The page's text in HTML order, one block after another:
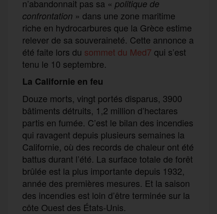
n’abandonnait pas sa « politique de
confrontation » dans une zone maritime
riche en hydrocarbures que la Grèce estime
relever de sa souveraineté. Cette annonce a
été faite lors du sommet du Med7 qui s’est
tenu le 10 septembre.
La Californie en feu
Douze morts, vingt portés disparus, 3900
bâtiments détruits, 1,2 million d’hectares
partis en fumée. C’est le bilan des incendies
qui ravagent depuis plusieurs semaines la
Californie, où des records de chaleur ont été
battus durant l’été. La surface totale de forêt
brûlée est la plus importante depuis 1932,
année des premières mesures. Et la saison
des incendies est loin d’être terminée sur la
côte Ouest des États-Unis.